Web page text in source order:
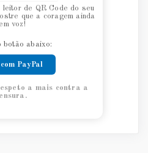
leitor de QR Code do seu
que a coragem ainda
voz!
botão abaixo:
PayPal
a mais contra a